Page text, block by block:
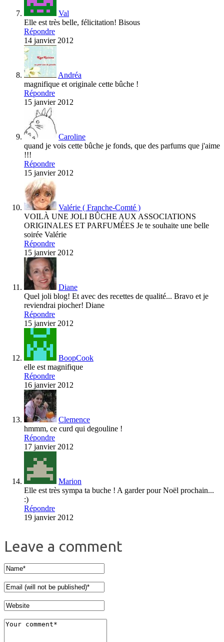
Val
Elle est très belle, félicitation! Bisous
Répondre
14 janvier 2012
Andréa
magnifique et originale cette bûche !
Répondre
15 janvier 2012
Caroline
quand je vois cette bûche je fonds, que des parfums que j'aime
!!!
Répondre
15 janvier 2012
Valérie ( Franche-Comté )
VOILÀ UNE JOLI BÛCHE AUX ASSOCIATIONS
ORIGINALES ET PARFUMÉES Je te souhaite une belle
soirée Valérie
Répondre
15 janvier 2012
Diane
Quel joli blog! Et avec des recettes de qualité... Bravo et je
reviendrai piocher! Diane
Répondre
15 janvier 2012
BoopCook
elle est magnifique
Répondre
16 janvier 2012
Clemence
hmmm, ce curd qui degouline !
Répondre
17 janvier 2012
Marion
Elle est très sympa ta buche ! A garder pour Noël prochain...
:)
Répondre
19 janvier 2012
Leave a comment